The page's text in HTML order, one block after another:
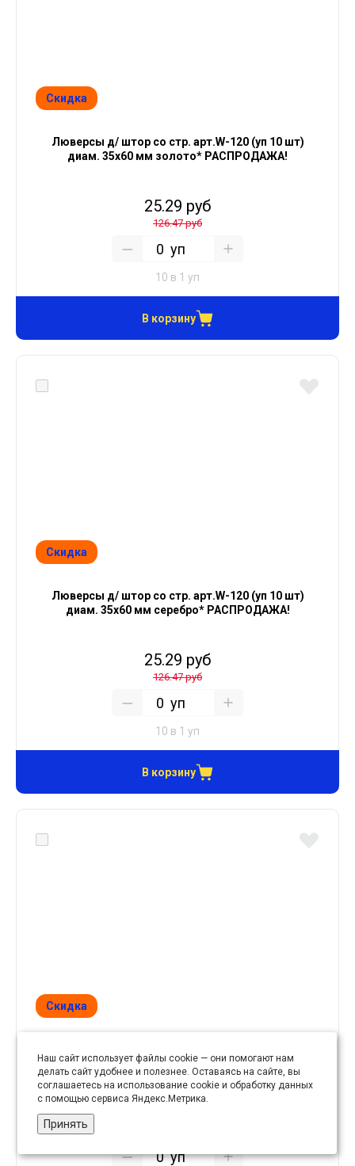
Скидка
Люверсы д/ штор со стр. арт.W-120 (уп 10 шт)
диам. 35х60 мм золото* РАСПРОДАЖА!
25.29 руб
126.47 руб
уп
10 в 1 уп
В корзину
Скидка
Люверсы д/ штор со стр. арт.W-120 (уп 10 шт)
диам. 35х60 мм серебро* РАСПРОДАЖА!
25.29 руб
126.47 руб
уп
10 в 1 уп
В корзину
Скидка
диам. 35х60 мм матовое золото* РАСПРОДАЖА!
уп
Наш сайт использует файлы cookie — они помогают нам
делать сайт удобнее и полезнее. Оставаясь на сайте, вы
соглашаетесь на использование cookie и обработку данных
с помощью сервиса Яндекс.Метрика.
Принять